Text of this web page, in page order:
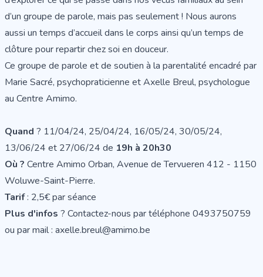
d’un groupe de parole, mais pas seulement ! Nous aurons
aussi un temps d’accueil dans le corps ainsi qu’un temps de
clôture pour repartir chez soi en douceur.
Ce groupe de parole et de soutien à la parentalité encadré par
Marie Sacré, psychopraticienne et Axelle Breul, psychologue
au Centre Amimo.
Quand ? 11/04/24, 25/04/24, 16/05/24, 30/05/24,
13/06/24 et 27/06/24 de 19h à 20h30
Où ? Centre Amimo Orban, Avenue de Tervueren 412 - 1150
Woluwe-Saint-Pierre.
Tarif: 2,5€ par séance
Plus d'infos ? Contactez-nous par téléphone 0493750759
ou par mail : axelle.breul@amimo.be